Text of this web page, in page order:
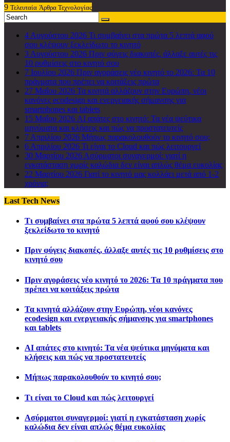
9 Τελευταία Άρθρα Τεχνολογίας
4 Αυγούστου 2026 Τι συμβαίνει στα πρώτα 5 λεπτά αφού
σου κλέψουν ξεκλείδωτο το κινητό
3 Αυγούστου 2026 Πριν φύγεις διακοπές, άλλαξε αυτές τις
10 ρυθμίσεις στο κινητό σου
7 Ιουλίου 2026 Πριν αγοράσεις νέο κινητό το 2026: Τα 10
πράγματα που πρέπει να κοιτάξεις πρώτα
27 Μαΐου 2026 Τα κινητά αλλάζουν στην Ευρώπη, νέοι
κανόνες ecodesign και ενεργειακής σήμανσης για
smartphones και tablets
15 Μαΐου 2026 AI απάτες στο κινητό: Τα νέα ψεύτικα
μηνύματα και κλήσεις και πώς να προστατευτείς
7 Απριλίου 2026 Μήπως παρακολουθούν το κινητό σου;
6 Απριλίου 2026 Τι είναι το Cloud και πώς λειτουργεί
30 Μαρτίου 2026 Ασύρματοι συναγερμοί: γιατί η
εγκατάσταση χωρίς καλώδια δεν είναι απλώς θέμα ευκολίας
22 Μαρτίου 2026 Γιατί το κινητό μας κολλάει μετά από 1-2
χρόνια;
Last Tech News
Τι συμβαίνει στα πρώτα 5 λεπτά αφού σου κλέψουν
ξεκλείδωτο το κινητό
Πριν φύγεις διακοπές, άλλαξε αυτές τις 10 ρυθμίσεις στο
κινητό σου
Πριν αγοράσεις νέο κινητό το 2026: Τα 10 πράγματα που
πρέπει να κοιτάξεις πρώτα
Τα κινητά αλλάζουν στην Ευρώπη, νέοι κανόνες
ecodesign και ενεργειακής σήμανσης για smartphones
και tablets
AI απάτες στο κινητό: Τα νέα ψεύτικα μηνύματα και
κλήσεις και πώς να προστατευτείς
Μήπως παρακολουθούν το κινητό σου;
Τι είναι το Cloud και πώς λειτουργεί
Ασύρματοι συναγερμοί: γιατί η εγκατάσταση χωρίς
καλώδια δεν είναι απλώς θέμα ευκολίας